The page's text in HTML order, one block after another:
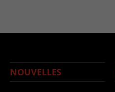
NOUVELLES